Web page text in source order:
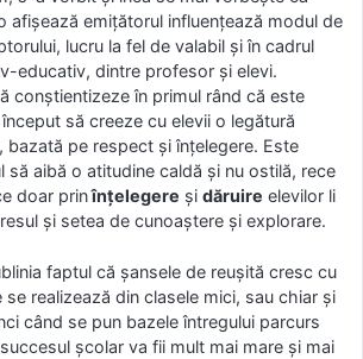
afișează emițătorul influențează modul de
lucru la fel de valabil și în cadrul
educativ, dintre profesor și elevi.
conștientizeze în primul rând că este
să creeze cu elevii o legătură
bazată pe respect și înțelegere. Este
să aibă o atitudine caldă și nu ostilă, rece
doar prinînțelegere și dăruire elevilor li
și setea de cunoaștere și explorare.
faptul că șansele de reușită cresc cu
realizează din clasele mici, sau chiar și
când se pun bazele întregului parcurs
școlar va fii mult mai mare și mai